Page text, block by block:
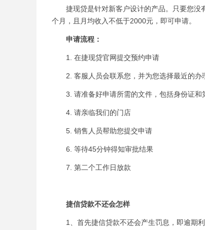
捷现贷是针对新客户设计的产品。只要您没
个月，且月均收入不低于2000元，即可申请。
申请流程：
1. 在捷现贷官网提交预约申请
2. 客服人员会联系您，并为您选择最近的办
3. 请准备好申请所需的文件，包括身份证和
4. 请亲临我们的门店
5. 销售人员帮助您提交申请
6. 等待45分钟得知审批结果
7. 第二个工作日放款
捷信贷款不还会怎样
1、首先捷信贷款不还会产生罚息，即逾期利